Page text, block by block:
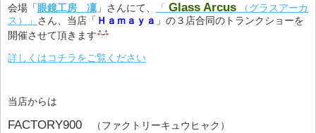
会場「 眼鏡工房 凜 」さんにて、 「 Glass Arcus （グラスアーカ
ス）」 さん、当店「 Ｈａｍａｙａ 」の３店合同のトランクショーを
開催させて頂きます
詳しくはコチラをご覧ください
当店からは
FACTORY900 （ファクトリーキュウヒャク）